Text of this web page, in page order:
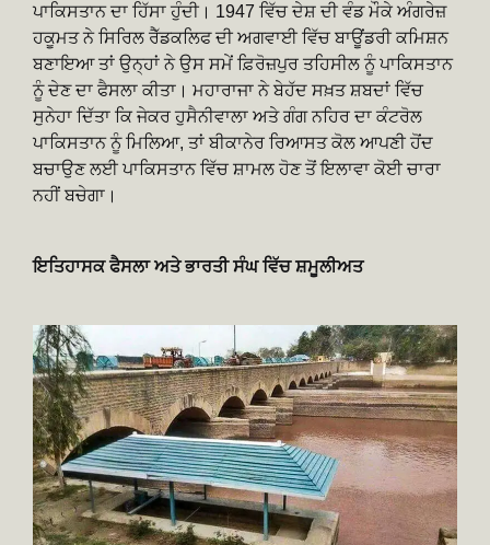
ਪਾਕਿਸਤਾਨ ਦਾ ਹਿੱਸਾ ਹੁੰਦੀ। 1947 ਵਿੱਚ ਦੇਸ਼ ਦੀ ਵੰਡ ਮੌਕੇ ਅੰਗਰੇਜ਼
ਹਕੂਮਤ ਨੇ ਸਿਰਿਲ ਰੈੱਡਕਲਿਫ ਦੀ ਅਗਵਾਈ ਵਿੱਚ ਬਾਊਂਡਰੀ ਕਮਿਸ਼ਨ
ਬਣਾਇਆ ਤਾਂ ਉਨ੍ਹਾਂ ਨੇ ਉਸ ਸਮੇਂ ਫ਼ਿਰੋਜ਼ਪੁਰ ਤਹਿਸੀਲ ਨੂੰ ਪਾਕਿਸਤਾਨ
ਨੂੰ ਦੇਣ ਦਾ ਫੈਸਲਾ ਕੀਤਾ। ਮਹਾਰਾਜਾ ਨੇ ਬੇਹੱਦ ਸਖ਼ਤ ਸ਼ਬਦਾਂ ਵਿੱਚ
ਸੁਨੇਹਾ ਦਿੱਤਾ ਕਿ ਜੇਕਰ ਹੁਸੈਨੀਵਾਲਾ ਅਤੇ ਗੰਗ ਨਹਿਰ ਦਾ ਕੰਟਰੋਲ
ਪਾਕਿਸਤਾਨ ਨੂੰ ਮਿਲਿਆ, ਤਾਂ ਬੀਕਾਨੇਰ ਰਿਆਸਤ ਕੋਲ ਆਪਣੀ ਹੋਂਦ
ਬਚਾਉਣ ਲਈ ਪਾਕਿਸਤਾਨ ਵਿੱਚ ਸ਼ਾਮਲ ਹੋਣ ਤੋਂ ਇਲਾਵਾ ਕੋਈ ਚਾਰਾ
ਨਹੀਂ ਬਚੇਗਾ।
ਇਤਿਹਾਸਕ ਫੈਸਲਾ ਅਤੇ ਭਾਰਤੀ ਸੰਘ ਵਿੱਚ ਸ਼ਮੂਲੀਅਤ